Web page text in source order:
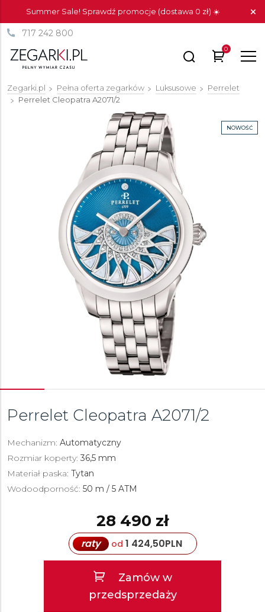
Summer Sale! Sprawdź promocje (dostawa 0 zł) ☀️
717 242 800
0
Zegarki.pl Pełna oferta zegarków Luksusowe
Perrelet
Perrelet Cleopatra A2071/2
NOWOŚĆ
Perrelet Cleopatra A2071/2
Mechanizm: Automatyczny
Rozmiar koperty: 36,5 mm
Materiał paska: Tytan
Wodoodporność: 50 m / 5 ATM
28 490 zł
raty od 1 424,50PLN
przedsprzedaży